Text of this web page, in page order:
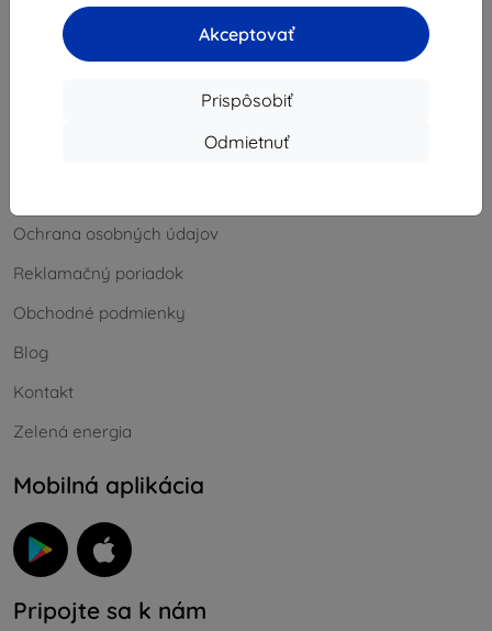
Akceptovať
Prispôsobiť
Odmietnuť
Reklamácia
Kontakt
Ochrana osobných údajov
Reklamačný poriadok
Obchodné podmienky
Blog
Kontakt
Zelená energia
Mobilná aplikácia
Pripojte sa k nám